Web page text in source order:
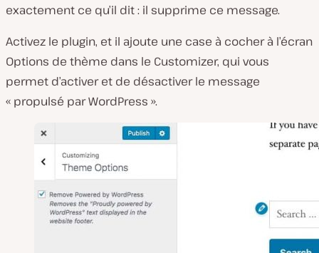
exactement ce qu’il dit : il supprime ce message.
Activez le plugin, et il ajoute une case à cocher à l’écran
Options de thème dans le Customizer, qui vous
permet d’activer et de désactiver le message
« propulsé par WordPress ».